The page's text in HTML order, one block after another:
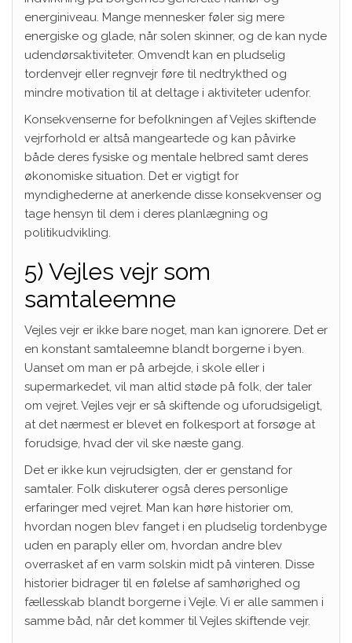
energiniveau. Mange mennesker føler sig mere
energiske og glade, når solen skinner, og de kan nyde
udendørsaktiviteter. Omvendt kan en pludselig
tordenvejr eller regnvejr føre til nedtrykthed og
mindre motivation til at deltage i aktiviteter udenfor.
Konsekvenserne for befolkningen af Vejles skiftende
vejrforhold er altså mangeartede og kan påvirke
både deres fysiske og mentale helbred samt deres
økonomiske situation. Det er vigtigt for
myndighederne at anerkende disse konsekvenser og
tage hensyn til dem i deres planlægning og
politikudvikling.
5) Vejles vejr som
samtaleemne
Vejles vejr er ikke bare noget, man kan ignorere. Det er
en konstant samtaleemne blandt borgerne i byen.
Uanset om man er på arbejde, i skole eller i
supermarkedet, vil man altid støde på folk, der taler
om vejret. Vejles vejr er så skiftende og uforudsigeligt,
at det nærmest er blevet en folkesport at forsøge at
forudsige, hvad der vil ske næste gang.
Det er ikke kun vejrudsigten, der er genstand for
samtaler. Folk diskuterer også deres personlige
erfaringer med vejret. Man kan høre historier om,
hvordan nogen blev fanget i en pludselig tordenbyge
uden en paraply eller om, hvordan andre blev
overrasket af en varm solskin midt på vinteren. Disse
historier bidrager til en følelse af samhørighed og
fællesskab blandt borgerne i Vejle. Vi er alle sammen i
samme båd, når det kommer til Vejles skiftende vejr.